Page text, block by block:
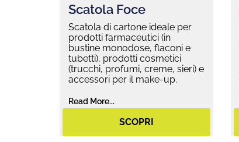
Scatola Foce
Scatola di cartone ideale per
prodotti farmaceutici (in
bustine monodose, flaconi e
tubetti), prodotti cosmetici
(trucchi, profumi, creme, sieri) e
accessori per il make-up.
Read More...
SCOPRI